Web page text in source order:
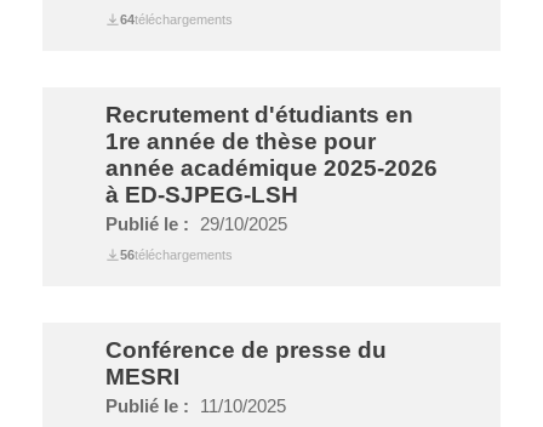
64téléchargements
Recrutement d'étudiants en
1re année de thèse pour
année académique 2025-2026
à ED-SJPEG-LSH
Publié le : 29/10/2025
56téléchargements
Conférence de presse du
MESRI
Publié le : 11/10/2025